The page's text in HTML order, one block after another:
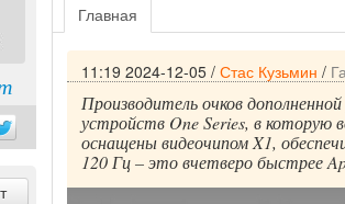
Главная
11:19 2024-12-05 / Стас Кузьмин /
Производитель очков
устройств One Series, в которую
оснащены видеочипом X1,
120 Гц – это вчетверо быстрее